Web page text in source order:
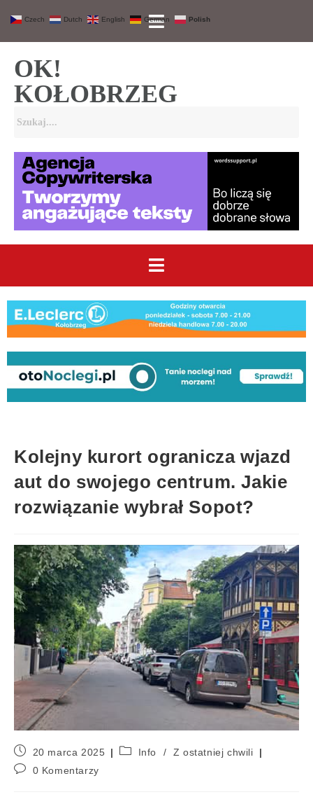
OK!
KOŁOBRZEG
Kolejny kurort ogranicza wjazd
aut do swojego centrum. Jakie
rozwiązanie wybrał Sopot?
20 marca 2025 Info /
Z ostatniej chwili
0 Komentarzy
Czech Dutch English German Polish